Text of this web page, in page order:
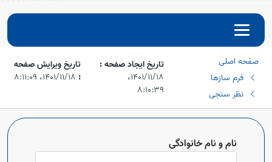
Open
صفحه اصلی
فرم سازها
نظر سنجی
تاریخ ایجاد صفحه :
۱۴۰۱/۱۱/۱۸،‏
۸:۱۰:۳۹
تاریخ ویرایش صفحه
: ۱۴۰۱/۱۱/۱۸،‏ ۸:۱۱:۰۹
نام و نام خانوادگی